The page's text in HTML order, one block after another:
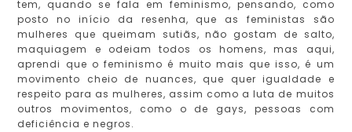
tem, quando se fala em feminismo, pensando, como
posto no início da resenha, que as feministas são
mulheres que queimam sutiãs, não gostam de salto,
maquiagem e odeiam todos os homens, mas aqui,
aprendi que o feminismo é muito mais que isso, é um
movimento cheio de nuances, que quer igualdade e
respeito para as mulheres, assim como a luta de muitos
outros movimentos, como o de gays, pessoas com
deficiência e negros.